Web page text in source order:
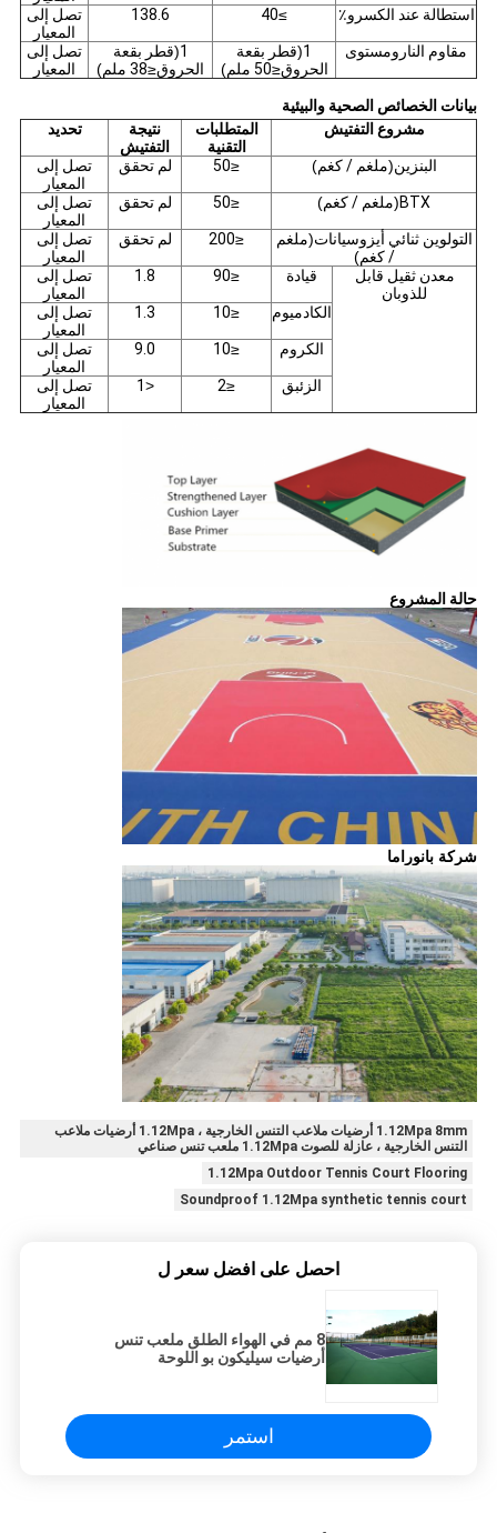
استطالة عند الكسر و٪ ≥
40
138.6
المعيار
مقاوم النار ومستوى 1
(
الحروق≤50 ملم )
1
(
الحروق≤38 ملم )
المعيار
بيانات الخصائص الصحية والبيئية
مشروع التفتيش
التقنية
التفتيش
تحديد
البنزين(ملغم / كغم)
≤
50 لم تحقق
المعيار
BTX
(ملغم / كغم)
≤
50 لم تحقق
المعيار
التولوين ثنائي أيزوسيانات(
/ كغم)
≤
200 لم تحقق
المعيار
للذوبان
قيادة ≤
90
1.8
المعيار
الكادميوم
≤
10
1.3
المعيار
الكروم
≤
10
9.0
المعيار
الزئبق
≤
2
<
1
المعيار
حالة المشروع
شركة بانوراما
1.12Mpa 8mm أرضيات ملاعب التنس الخارجية ، 1.12Mpa أرضيات ملاعب
التنس الخارجية ، عازلة للصوت 1.12Mpa ملعب تنس صناعي
1.12Mpa Outdoor Tennis Court Flooring
Soundproof 1.12Mpa synthetic tennis court
احصل على افضل سعر ل
8 مم في الهواء الطلق ملعب تنس
أرضيات سيليكون بو اللوحة
استمر